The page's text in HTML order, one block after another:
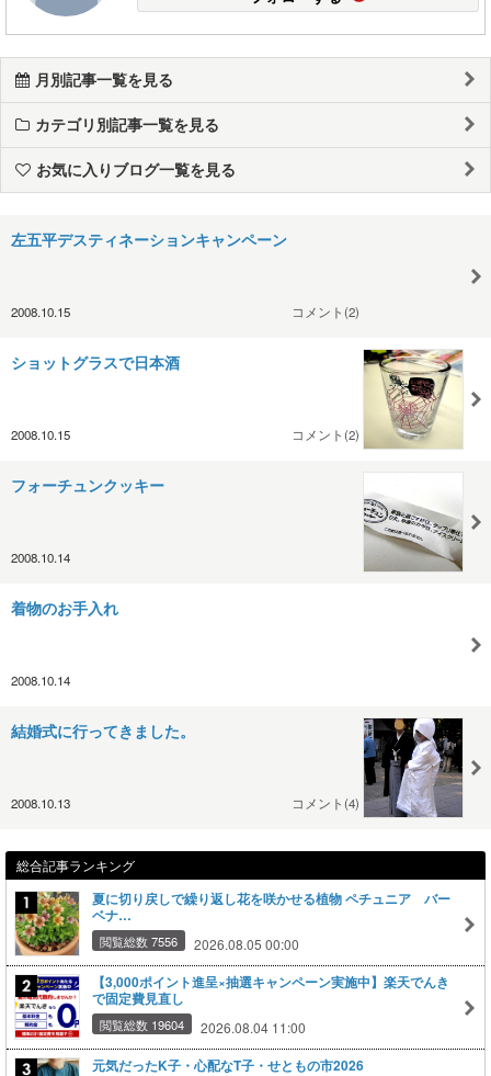
月別記事一覧を見る
カテゴリ別記事一覧を見る
お気に入りブログ一覧を見る
左五平デスティネーションキャンペーン
2008.10.15 コメント(2)
ショットグラスで日本酒
2008.10.15 コメント(2)
フォーチュンクッキー
2008.10.14
着物のお手入れ
2008.10.14
結婚式に行ってきました。
2008.10.13 コメント(4)
総合記事ランキング
夏に切り戻しで繰り返し花を咲かせる植物 ペチュニア バー
ベナ…
閲覧総数 7556 2026.08.05 00:00
【3,000ポイント進呈×抽選キャンペーン実施中】楽天でんき
で固定費見直し
閲覧総数 19604 2026.08.04 11:00
元気だったK子・心配なT子・せともの市2026